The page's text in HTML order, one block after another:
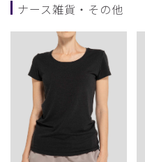
ナース雑貨・その他